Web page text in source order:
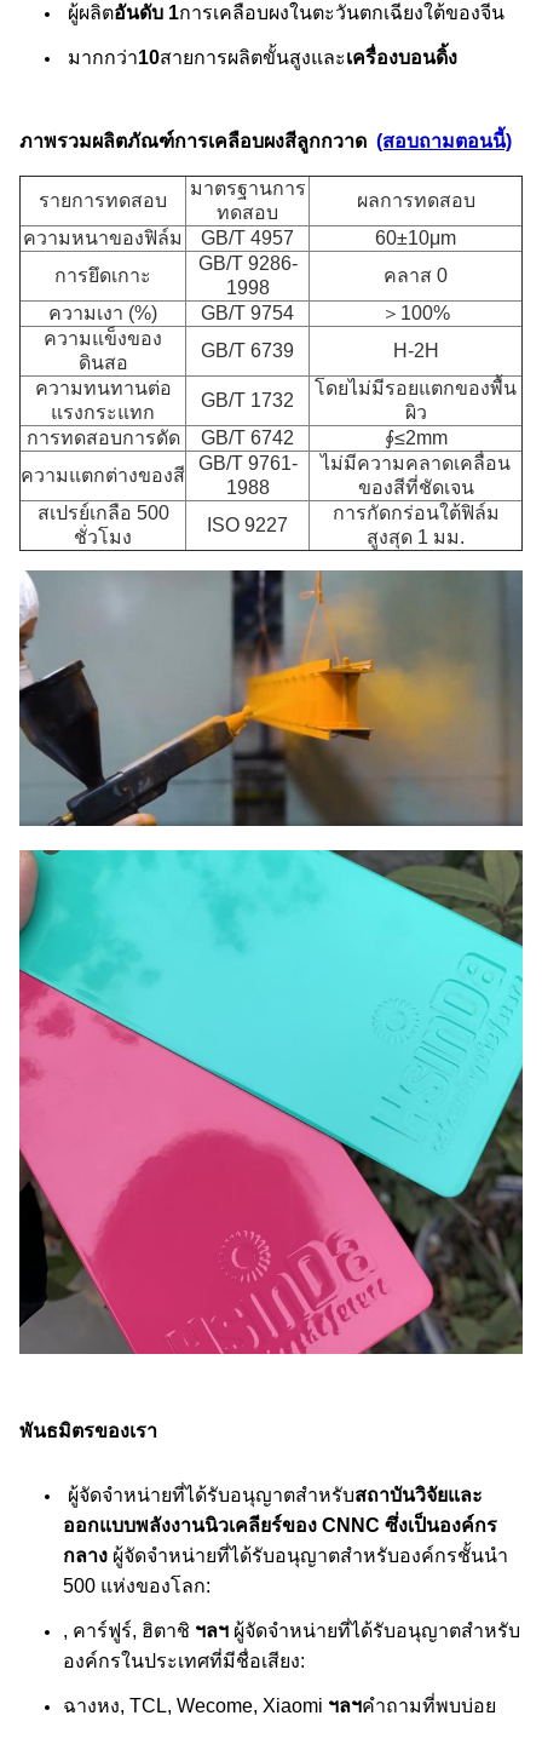
ผู้ผลิตอันดับ 1การเคลือบผงในตะวันตกเฉียงใต้ของจีน
มากกว่า10สายการผลิตขั้นสูงและเครื่องบอนดิ้ง
ภาพรวมผลิตภัณฑ์การเคลือบผงสีลูกกวาด (สอบถามตอนนี้)
รายการทดสอบ
มาตรฐานการ
ทดสอบ
ผลการทดสอบ
ความหนาของฟิล์ม
GB/T 4957
60±10μm
การยึดเกาะ
GB/T 9286-
1998
คลาส 0
ความเงา (%)
GB/T 9754
＞100%
ความแข็งของ
ดินสอ
GB/T 6739
H-2H
ความทนทานต่อ
แรงกระแทก
GB/T 1732
โดยไม่มีรอยแตกของพื้น
ผิว
การทดสอบการดัด
GB/T 6742
∮≤2mm
ความแตกต่างของสี
GB/T 9761-
1988
ไม่มีความคลาดเคลื่อน
ของสีที่ชัดเจน
สเปรย์เกลือ 500
ชั่วโมง
ISO 9227
การกัดกร่อนใต้ฟิล์ม
สูงสุด 1 มม.
พันธมิตรของเรา
ผู้จัดจำหน่ายที่ได้รับอนุญาตสำหรับสถาบันวิจัยและ
ออกแบบพลังงานนิวเคลียร์ของ CNNC ซึ่งเป็นองค์กร
กลาง ผู้จัดจำหน่ายที่ได้รับอนุญาตสำหรับองค์กรชั้นนำ
500 แห่งของโลก:
, คาร์ฟูร์, ฮิตาชิ ฯลฯ ผู้จัดจำหน่ายที่ได้รับอนุญาตสำหรับ
องค์กรในประเทศที่มีชื่อเสียง:
ฉางหง, TCL, Wecome, Xiaomi ฯลฯคำถามที่พบบ่อย